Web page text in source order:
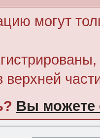
могут
верхней
Вы можете